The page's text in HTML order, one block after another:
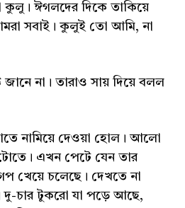
ঈগলদের দিকে তাকিয়ে
সবাই। কুলুই তো আমি, না
না। তারাও সায় দিয়ে বলল
নামিয়ে দেওয়া হোল। আলো
এখন পেটে যেন তার
খেয়ে চলেছে। দেখতে না
দু-চার টুকরো যা পড়ে আছে,